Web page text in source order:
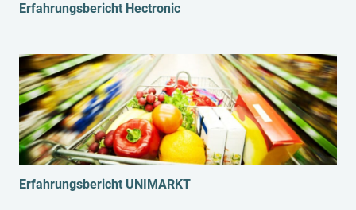
Erfahrungsbericht Hectronic
Erfahrungsbericht UNIMARKT